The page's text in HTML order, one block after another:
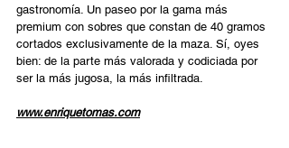
gastronomía. Un paseo por la gama más
premium con sobres que constan de 40 gramos
cortados exclusivamente de la maza. Sí, oyes
bien: de la parte más valorada y codiciada por
ser la más jugosa, la más infiltrada.
www.enriquetomas.com